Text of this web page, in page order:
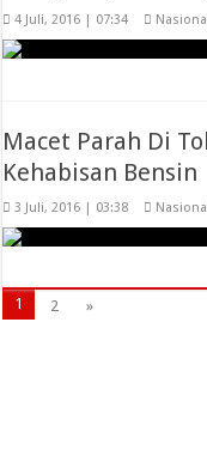
4 Juli, 2016 | 07:34
Macet Parah Di
Kehabisan Bensin
3 Juli, 2016 | 03:38
1 2 »